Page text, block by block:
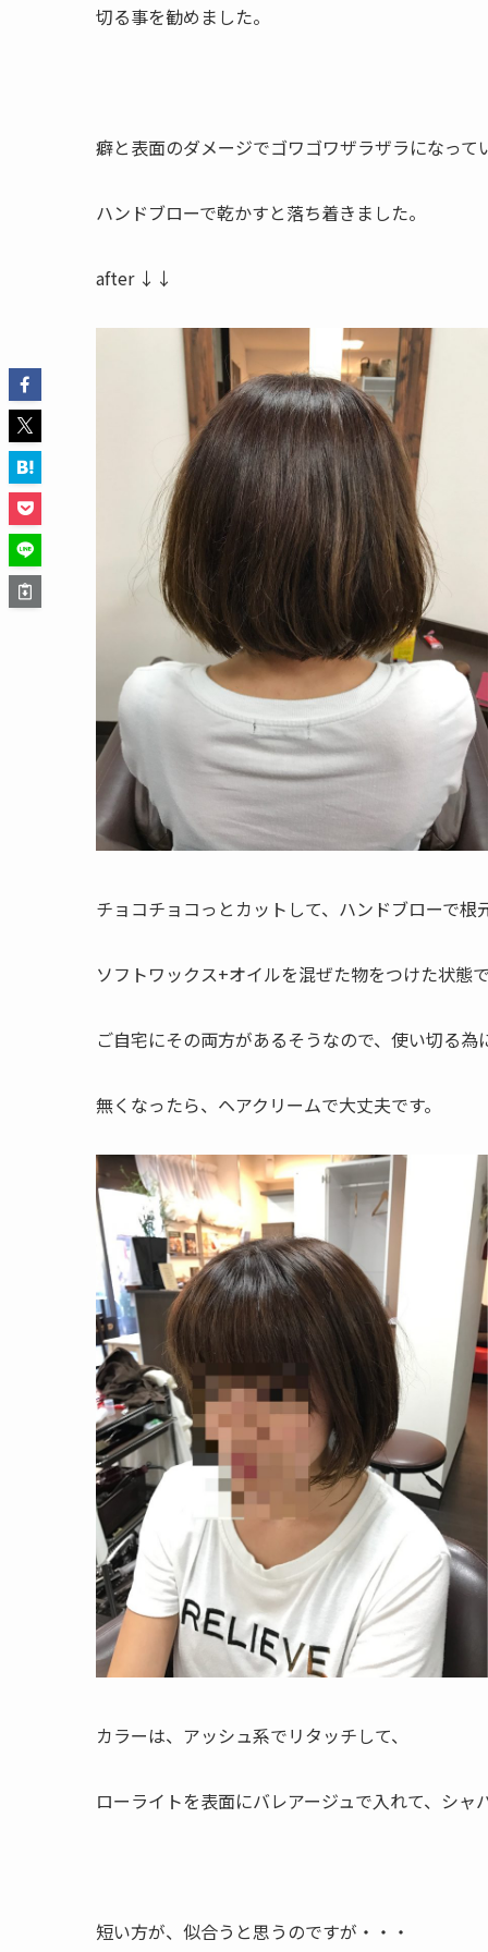
切る事を勧めました。
癖と表面のダメージでゴワゴワザラザラになって
ハンドブローで乾かすと落ち着きました。
after ↓↓
チョコチョコっとカットして、ハンドブローで根
ソフトワックス+オイルを混ぜた物をつけた状態で
ご自宅にその両方があるそうなので、使い切る為
無くなったら、ヘアクリームで大丈夫です。
カラーは、アッシュ系でリタッチして、
ローライトを表面にバレアージュで入れて、シャ
短い方が、似合うと思うのですが・・・